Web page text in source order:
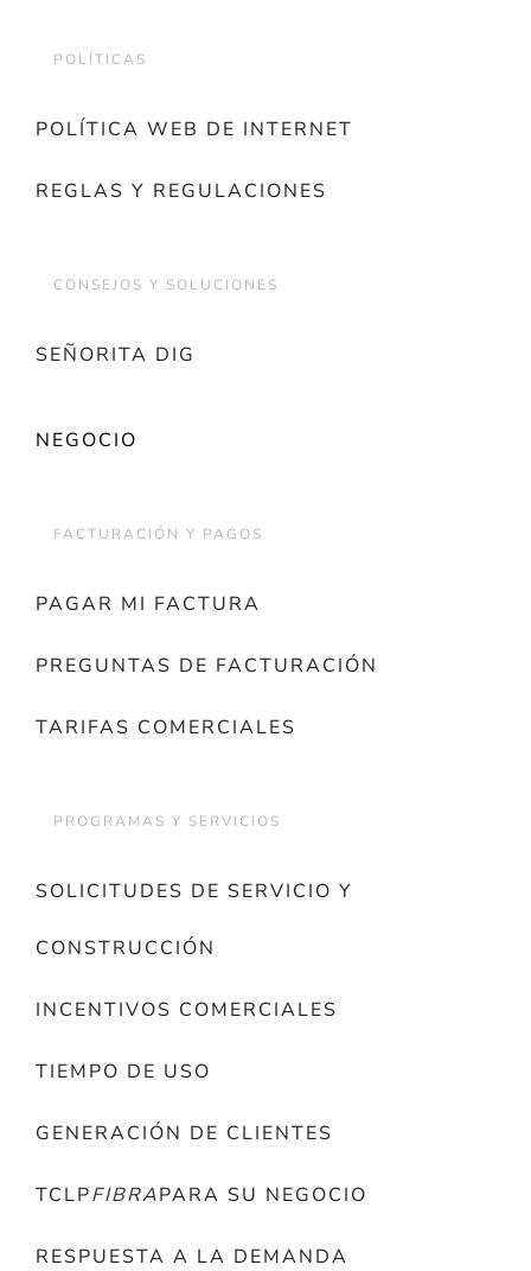
POLÍTICAS
POLÍTICA WEB DE INTERNET
REGLAS Y REGULACIONES
CONSEJOS Y SOLUCIONES
SEÑORITA DIG
NEGOCIO
FACTURACIÓN Y PAGOS
PAGAR MI FACTURA
PREGUNTAS DE FACTURACIÓN
TARIFAS COMERCIALES
PROGRAMAS Y SERVICIOS
SOLICITUDES DE SERVICIO Y
CONSTRUCCIÓN
INCENTIVOS COMERCIALES
TIEMPO DE USO
GENERACIÓN DE CLIENTES
TCLPFIBRAPARA SU NEGOCIO
RESPUESTA A LA DEMANDA